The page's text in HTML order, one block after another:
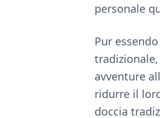
personale
Pur
avventure
ridurre il
doccia